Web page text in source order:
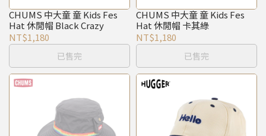
CHUMS 中大童 童 Kids Fes
Hat 休閒帽 Black Crazy
NT$1,180
已售完
CHUMS 中大童 童 Kids Fes
Hat 休閒帽 卡其綠
NT$1,180
已售完